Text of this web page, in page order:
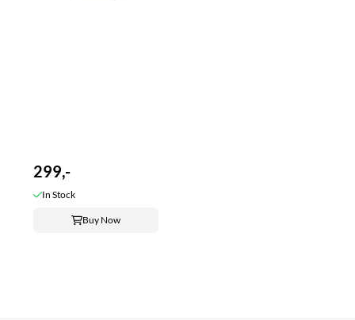
299,-
In Stock
Buy Now